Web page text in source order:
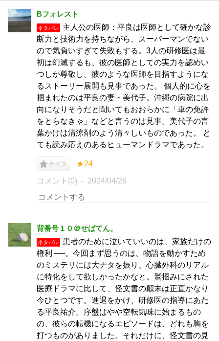
Bフォレスト
ネタバレ
主人公の医師：平良は医師として確かな診
断力と技術力を持ちながら、スーパーマンでない
ので気負いすぎて失敗もする。3人の研修医は最
初は幻滅するも、彼の医師としての実力を認めい
つしか尊敬し、彼のような医師を目指すようにな
るストーリー展開も見事であった。 個人的に心を
掴まれたのは平良の妻・美代子。沖縄の病院に出
向になりそうだと聞いてもおおらかに「車の免許
をとらなきゃ」などと言うのは見事。美代子の言
葉かけは清涼剤のよう清々しいものであった。 と
ても読み応えのあるヒューマンドラマであった。
ナイス ★24
コメント(0) 2024/04/26
背番号１０＠せばてん。
ネタバレ
患者のために泣いていいのは、家族だけの
権利 ──。今回まず思うのは、物語を動かすため
のミステリには大ナタを振り、心臓外科のリアル
に特化をして欲しかったかなと。鷲掴みにされた
医療ドラマに比して、怪文書の顛末は正直かなり
今ひとつです。進退をかけ、研修医の指導にあた
る平良祐介。序盤はやや空転気味に始まるもの
の、彼らの転機になるエピソードは、どれも胸を
打つものがありました。それだけに、怪文書の見